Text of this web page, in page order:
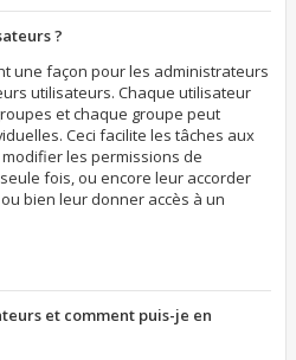
?
une façon pour les administrateurs
utilisateurs. Chaque utilisateur
et chaque groupe peut
Ceci facilite les tâches aux
les permissions de
fois, ou encore leur accorder
bien leur donner accès à un
et comment puis-je en